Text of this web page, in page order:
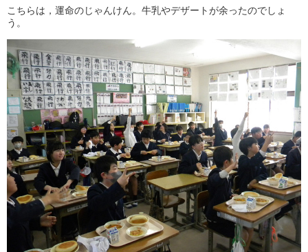
こちらは，運命のじゃんけん。牛乳やデザートが余ったのでしょ
う。